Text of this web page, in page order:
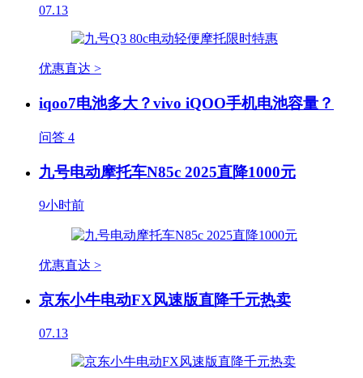
07.13
优惠直达 >
iqoo7电池多大？vivo iQOO手机电池容量？
问答 4
九号电动摩托车N85c 2025直降1000元
9小时前
优惠直达 >
京东小牛电动FX风速版直降千元热卖
07.13